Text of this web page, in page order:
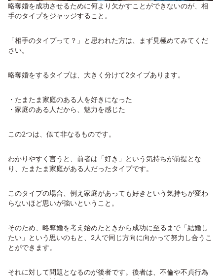
略奪婚を成功させるために何より欠かすことができないのが、相
手のタイプをジャッジすること。
「相手のタイプって？」と思われた方は、まず見極めてみてくだ
さい。
略奪婚をするタイプは、大きく分けて2タイプあります。
・たまたま家庭のある人を好きになった
・家庭のある人だから、魅力を感じた
この2つは、似て非なるものです。
わかりやすく言うと、前者は「好き」という気持ちが前提とな
り、たまたま家庭がある人だったタイプです。
このタイプの場合、例え家庭があっても好きという気持ちが変わ
らないほど思いが強いということ。
そのため、略奪婚を考え始めたときから成功に至るまで「結婚し
たい」という思いのもと、2人で同じ方向に向かって努力し合うこ
とができます。
それに対して問題となるのが後者です。後者は、不倫や不貞行為